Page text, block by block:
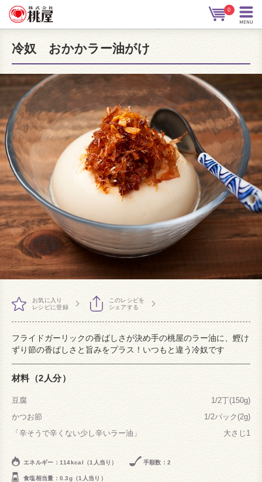
0
冷奴 おかかラー油がけ
お気に入り
レシピに登録
このレシピを
シェアする
フライドガーリックの香ばしさが決め手の桃屋のラー油に、鰹け
ずり節の香ばしさと旨みをプラス！いつもと違う冷奴です
材料（2人分）
豆腐
1/2丁(150g)
かつお節
1/2パック(2g)
「辛そうで辛くない少し辛いラー油」
大さじ1
エネルギー：114kcal（1人当り） 手順数：2
食塩相当量：0.3g（1人当り）